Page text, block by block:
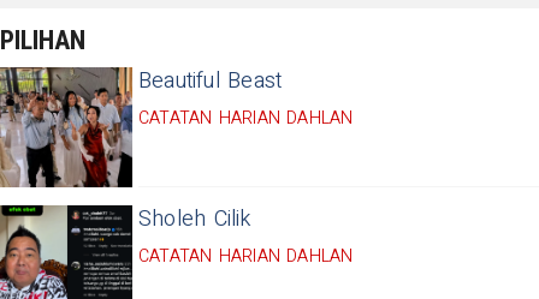
PILIHAN
Beautiful Beast
CATATAN HARIAN DAHLAN
Sholeh Cilik
CATATAN HARIAN DAHLAN